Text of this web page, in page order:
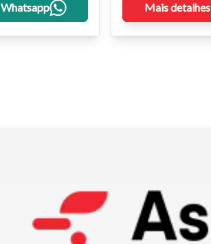
Whatsapp Mais detalhes